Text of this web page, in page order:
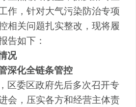
作， 针对大气污染防治专项
相关问题扎实整改， 现将履
告如下：
况
深化全链条管控
区委区政府先后多次召开专
会，压实各方和经营主体责